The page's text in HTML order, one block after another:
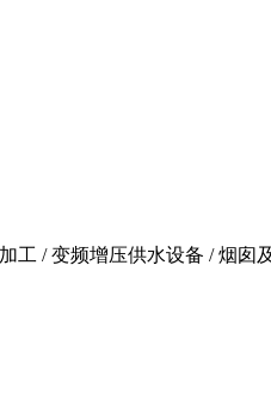
工 / 变频增压供水设备 / 烟囱